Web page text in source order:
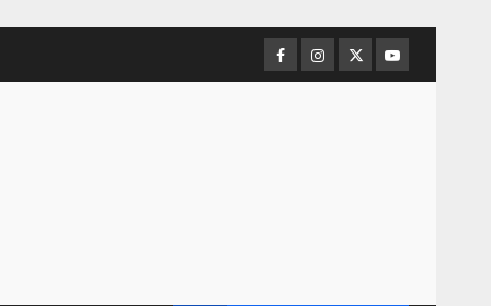
Facebook
Instagram
TwitterYoutube